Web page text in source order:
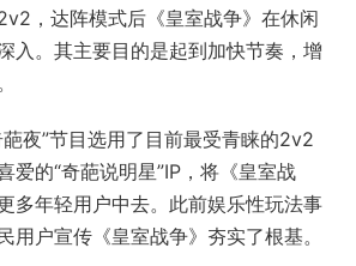
，达阵模式后《皇室战争》在休闲
入。其主要目的是起到加快节奏，增
夜”节目选用了目前最受青睐的2v2
爱的“奇葩说明星”IP，将《皇室战
多年轻用户中去。此前娱乐性玩法事
用户宣传《皇室战争》夯实了根基。